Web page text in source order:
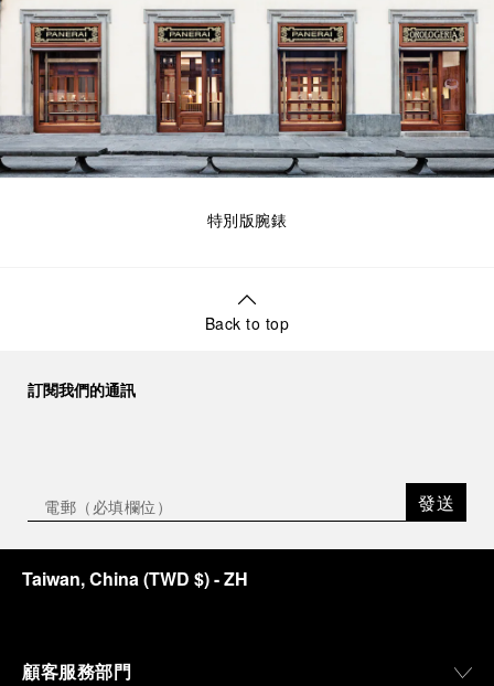
特別版腕錶
Back to top
訂閱我們的通訊
發送
Taiwan, China(TWD $)- ZH
顧客服務部門